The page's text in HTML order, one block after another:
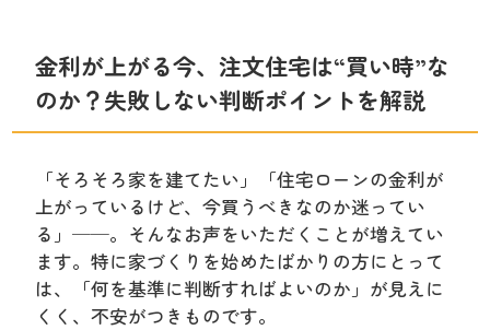
金利が上がる今、注文住宅は“買い時”な
のか？失敗しない判断ポイントを解説
「そろそろ家を建てたい」「住宅ローンの金利が
上がっているけど、今買うべきなのか迷ってい
る」──。そんなお声をいただくことが増えてい
ます。特に家づくりを始めたばかりの方にとって
は、「何を基準に判断すればよいのか」が見えに
くく、不安がつきものです。